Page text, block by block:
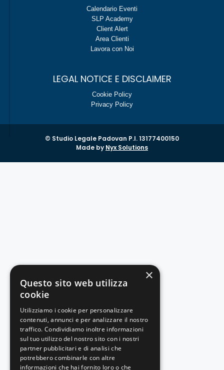
Calendario Eventi
SLP Academy
Client Alert
Area Clienti
Lavora con Noi
LEGAL NOTICE E DISCLAIMER
Cookie Policy
Privacy Policy
© Studio Legale Padovan P.I. 13177400150
Made by Nyx Solutions
×
Questo sito web utilizza
cookie
Utilizziamo i cookie per personalizzare
contenuti, annunci e per analizzare il nostro
traffico. Condividiamo inoltre informazioni
sul tuo utilizzo del nostro sito con i nostri
partner pubblicitari e di analisi che
potrebbero combinarle con altre
informazioni che hai fornito loro o che